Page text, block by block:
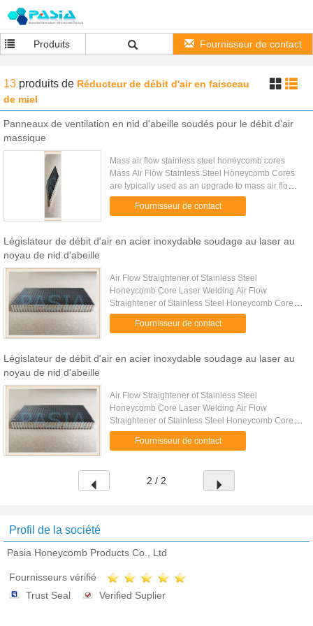
Produits Fournisseur de contact
13 produits de Réducteur de débit d'air en faisceau
de miel
Panneaux de ventilation en nid d'abeille soudés pour le débit d'air
massique
Mass air flow stainless steel honeycomb cores
Mass Air Flow Stainless Steel Honeycomb Cores
are typically used as an upgrade to mass air flow
housings or intake systems. Air flow straightener
screens can ...
Fournisseur de contact
Législateur de débit d'air en acier inoxydable soudage au laser au
noyau de nid d'abeille
Air Flow Straightener of Stainless Steel
Honeycomb Core Laser Welding Air Flow
Straightener of Stainless Steel Honeycomb Core
Laser Welding is a welded stainless-steel core of
sheet thickness 0.05 mm and the ...
Fournisseur de contact
Législateur de débit d'air en acier inoxydable soudage au laser au
noyau de nid d'abeille
Air Flow Straightener of Stainless Steel
Honeycomb Core Laser Welding Air Flow
Straightener of Stainless Steel Honeycomb Core
Laser Welding is a welded stainless-steel core of
sheet thickness 0.05 mm and the ...
Fournisseur de contact
2 / 2
Profil de la société
Pasia Honeycomb Products Co., Ltd
Fournisseurs vérifié
Trust Seal
Verified Suplier